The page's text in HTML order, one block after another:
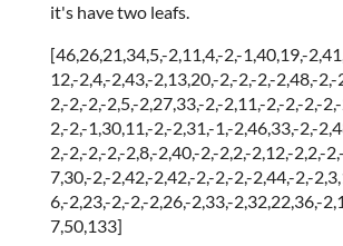
it's have two leafs.
[46,26,21,34,5,-2,11,4,-2,-1,40,19,-
12,-2,4,-2,43,-2,13,20,-2,-2,-2,-2,48,-2,-
2,-2,-2,-2,5,-2,27,33,-2,-2,11,-2,-2,-2,-
2,-2,-1,30,11,-2,-2,31,-1,-2,46,33,-2,-
2,-2,-2,-2,-2,8,-2,40,-2,-2,2,-2,12,-2,2,-
7,30,-2,-2,42,-2,42,-2,-2,-2,-2,44,-2,-
6,-2,23,-2,-2,-2,26,-2,33,-2,32,22,36,-
7,50,133]